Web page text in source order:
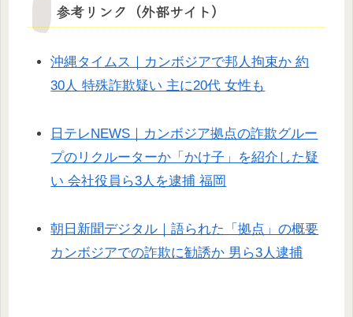
参考リンク（外部サイト）
沖縄タイムス｜カンボジアで邦人拘束か 約
30人 特殊詐欺疑い 主に20代 女性も
日テレNEWS｜カンボジア拠点の詐欺グルー
プのリクルーターか「かけ子」を紹介した疑
い 会社役員ら3人を逮捕 福岡
朝日新聞デジタル｜語られた「拠点」の概要
カンボジアでの詐欺に勧誘か 男ら3人逮捕